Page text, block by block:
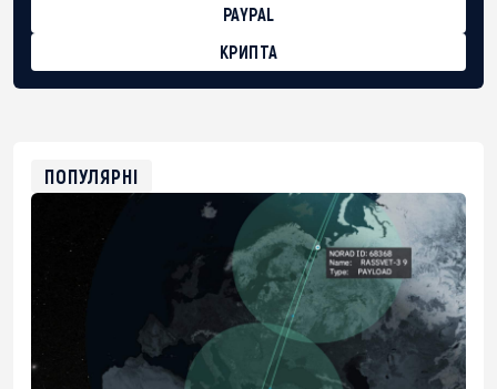
PAYPAL
КРИПТА
0xfD02863D3289416fcF50975c9DFda13623f97758
ПОПУЛЯРНІ